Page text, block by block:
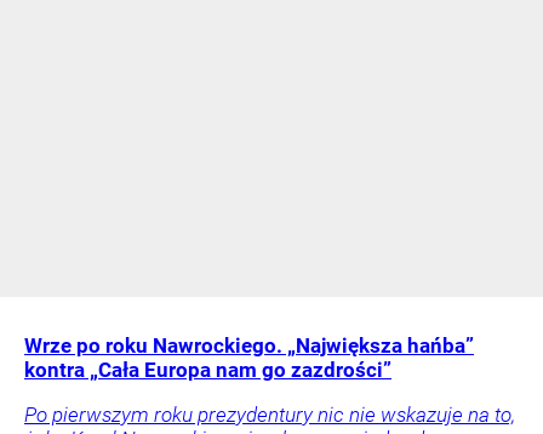
Wrze po roku Nawrockiego. „Największa hańba”
kontra „Cała Europa nam go zazdrości”
Po pierwszym roku prezydentury nic nie wskazuje na to,